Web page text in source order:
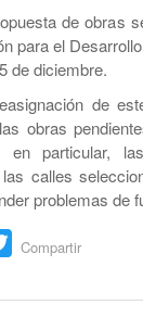
de obras
para el
de diciembre.
de
obras
en particular,
calles
problemas de
Twitter
Compartir